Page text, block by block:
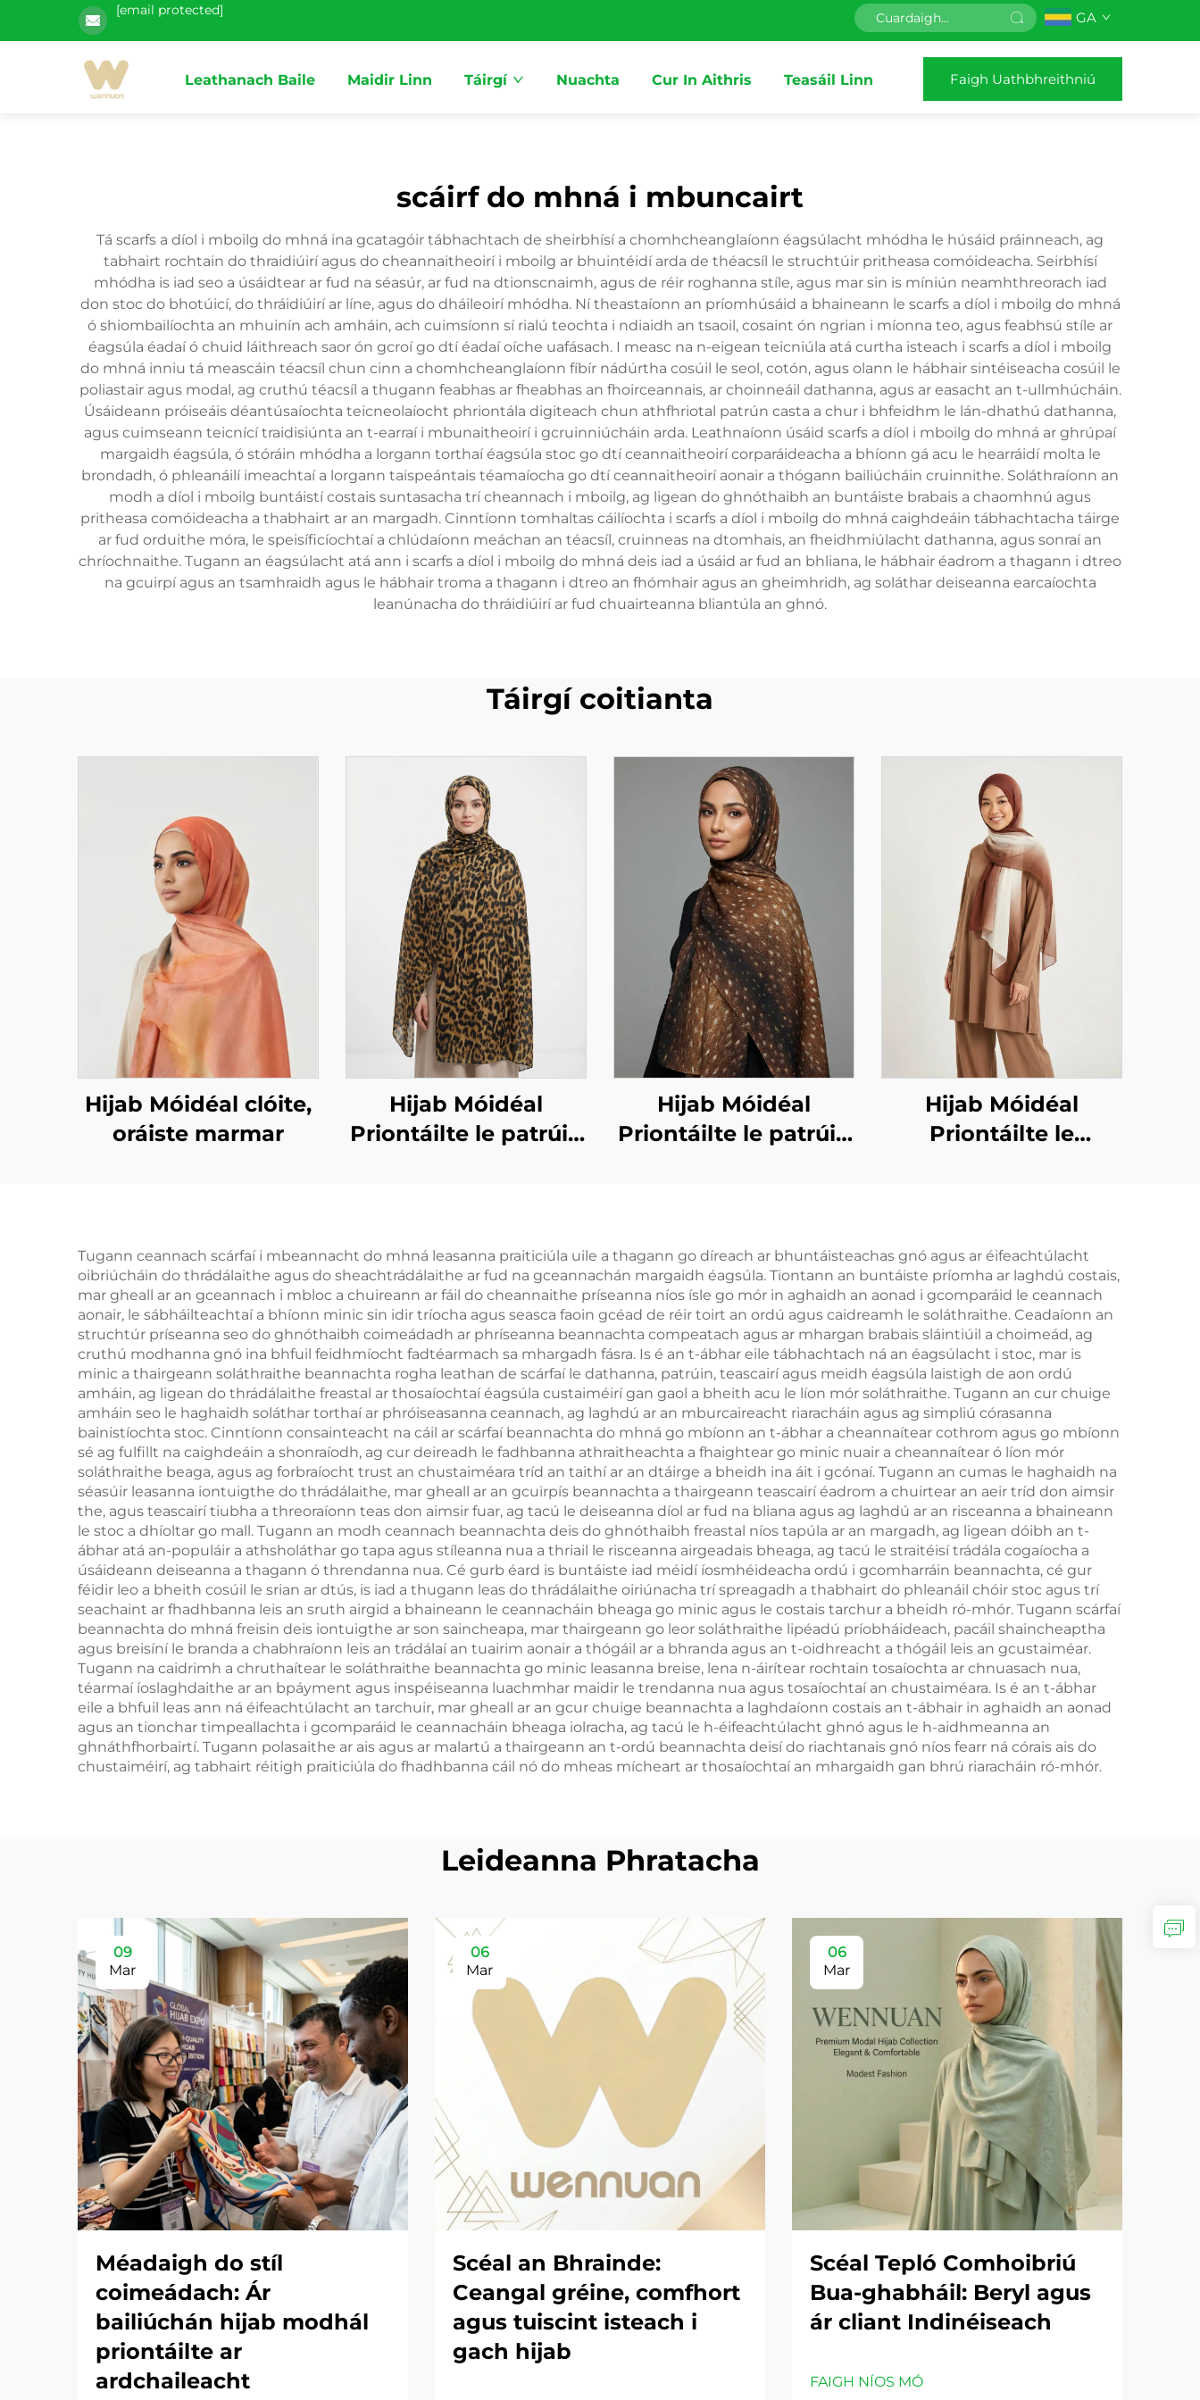
[email protected] GA
Leathanach Baile Maidir Linn Táirgí Nuachta Cur In Aithris Teasáil Linn Faigh Uathbhreithniú
scáirf do mhná i mbuncairt
Tá scarfs a díol i mboilg do mhná ina gcatagóir tábhachtach de sheirbhísí a chomhcheanglaíonn éagsúlacht mhódha le húsáid práinneach, ag
tabhairt rochtain do thraidiúirí agus do cheannaitheoirí i mboilg ar bhuintéidí arda de théacsíl le struchtúir pritheasa comóideacha. Seirbhísí
mhódha is iad seo a úsáidtear ar fud na séasúr, ar fud na dtionscnaimh, agus de réir roghanna stíle, agus mar sin is míniún neamhthreorach iad
don stoc do bhotúicí, do thráidiúirí ar líne, agus do dháileoirí mhódha. Ní theastaíonn an príomhúsáid a bhaineann le scarfs a díol i mboilg do mhná
ó shiombailíochta an mhuinín ach amháin, ach cuimsíonn sí rialú teochta i ndiaidh an tsaoil, cosaint ón ngrian i míonna teo, agus feabhsú stíle ar
éagsúla éadaí ó chuid láithreach saor ón gcroí go dtí éadaí oíche uafásach. I measc na n-eigean teicniúla atá curtha isteach i scarfs a díol i mboilg
do mhná inniu tá meascáin téacsíl chun cinn a chomhcheanglaíonn fíbír nádúrtha cosúil le seol, cotón, agus olann le hábhair sintéiseacha cosúil le
poliastair agus modal, ag cruthú téacsíl a thugann feabhas ar fheabhas an fhoirceannais, ar choinneáil dathanna, agus ar easacht an t-ullmhúcháin.
Úsáideann próiseáis déantúsaíochta teicneolaíocht phriontála digiteach chun athfhriotal patrún casta a chur i bhfeidhm le lán-dhathú dathanna,
agus cuimseann teicnící traidisiúnta an t-earraí i mbunaitheoirí i gcruinniúcháin arda. Leathnaíonn úsáid scarfs a díol i mboilg do mhná ar ghrúpaí
margaidh éagsúla, ó stóráin mhódha a lorgann torthaí éagsúla stoc go dtí ceannaitheoirí corparáideacha a bhíonn gá acu le hearráidí molta le
brondadh, ó phleanáilí imeachtaí a lorgann taispeántais téamaíocha go dtí ceannaitheoirí aonair a thógann bailiúcháin cruinnithe. Soláthraíonn an
modh a díol i mboilg buntáistí costais suntasacha trí cheannach i mboilg, ag ligean do ghnóthaibh an buntáiste brabais a chaomhnú agus
pritheasa comóideacha a thabhairt ar an margadh. Cinntíonn tomhaltas cáilíochta i scarfs a díol i mboilg do mhná caighdeáin tábhachtacha táirge
ar fud orduithe móra, le speisíficíochtaí a chlúdaíonn meáchan an téacsíl, cruinneas na dtomhais, an fheidhmiúlacht dathanna, agus sonraí an
chríochnaithe. Tugann an éagsúlacht atá ann i scarfs a díol i mboilg do mhná deis iad a úsáid ar fud an bhliana, le hábhair éadrom a thagann i dtreo
na gcuirpí agus an tsamhraidh agus le hábhair troma a thagann i dtreo an fhómhair agus an gheimhridh, ag soláthar deiseanna earcaíochta
leanúnacha do thráidiúirí ar fud chuairteanna bliantúla an ghnó.
Táirgí coitianta
Hijab Móidéal clóite,
oráiste marmar
Hijab Móidéal
Priontáilte le patrúin
Hijab Móidéal
Priontáilte le patrúin
Hijab Móidéal
Priontáilte le
Tugann ceannach scárfaí i mbeannacht do mhná leasanna praiticiúla uile a thagann go díreach ar bhuntáisteachas gnó agus ar éifeachtúlacht
oibriúcháin do thrádálaithe agus do sheachtrádálaithe ar fud na gceannachán margaidh éagsúla. Tiontann an buntáiste príomha ar laghdú costais,
mar gheall ar an gceannach i mbloc a chuireann ar fáil do cheannaithe príseanna níos ísle go mór in aghaidh an aonad i gcomparáid le ceannach
aonair, le sábháilteachtaí a bhíonn minic sin idir tríocha agus seasca faoin gcéad de réir toirt an ordú agus caidreamh le soláthraithe. Ceadaíonn an
struchtúr príseanna seo do ghnóthaibh coimeádadh ar phríseanna beannachta compeatach agus ar mhargan brabais sláintiúil a choimeád, ag
cruthú modhanna gnó ina bhfuil feidhmíocht fadtéarmach sa mhargadh fásra. Is é an t-ábhar eile tábhachtach ná an éagsúlacht i stoc, mar is
minic a thairgeann soláthraithe beannachta rogha leathan de scárfaí le dathanna, patrúin, teascairí agus meidh éagsúla laistigh de aon ordú
amháin, ag ligean do thrádálaithe freastal ar thosaíochtaí éagsúla custaiméirí gan gaol a bheith acu le líon mór soláthraithe. Tugann an cur chuige
amháin seo le haghaidh soláthar torthaí ar phróiseasanna ceannach, ag laghdú ar an mburcaireacht riaracháin agus ag simpliú córasanna
bainistíochta stoc. Cinntíonn consainteacht na cáil ar scárfaí beannachta do mhná go mbíonn an t-ábhar a cheannaítear cothrom agus go mbíonn
sé ag fulfillt na caighdeáin a shonraíodh, ag cur deireadh le fadhbanna athraitheachta a fhaightear go minic nuair a cheannaítear ó líon mór
soláthraithe beaga, agus ag forbraíocht trust an chustaiméara tríd an taithí ar an dtáirge a bheidh ina áit i gcónaí. Tugann an cumas le haghaidh na
séasúir leasanna iontuigthe do thrádálaithe, mar gheall ar an gcuirpís beannachta a thairgeann teascairí éadrom a chuirtear an aeir tríd don aimsir
the, agus teascairí tiubha a threoraíonn teas don aimsir fuar, ag tacú le deiseanna díol ar fud na bliana agus ag laghdú ar an risceanna a bhaineann
le stoc a dhíoltar go mall. Tugann an modh ceannach beannachta deis do ghnóthaibh freastal níos tapúla ar an margadh, ag ligean dóibh an t-
ábhar atá an-populáir a athsholáthar go tapa agus stíleanna nua a thriail le risceanna airgeadais bheaga, ag tacú le straitéisí trádála cogaíocha a
úsáideann deiseanna a thagann ó threndanna nua. Cé gurb éard is buntáiste iad méidí íosmhéideacha ordú i gcomharráin beannachta, cé gur
féidir leo a bheith cosúil le srian ar dtús, is iad a thugann leas do thrádálaithe oiriúnacha trí spreagadh a thabhairt do phleanáil chóir stoc agus trí
seachaint ar fhadhbanna leis an sruth airgid a bhaineann le ceannacháin bheaga go minic agus le costais tarchur a bheidh ró-mhór. Tugann scárfaí
beannachta do mhná freisin deis iontuigthe ar son saincheapa, mar thairgeann go leor soláthraithe lipéadú príobháideach, pacáil shaincheaptha
agus breisíní le branda a chabhraíonn leis an trádálaí an tuairim aonair a thógáil ar a bhranda agus an t-oidhreacht a thógáil leis an gcustaiméar.
Tugann na caidrimh a chruthaítear le soláthraithe beannachta go minic leasanna breise, lena n-áirítear rochtain tosaíochta ar chnuasach nua,
téarmaí íoslaghdaithe ar an bpáyment agus inspéiseanna luachmhar maidir le trendanna nua agus tosaíochtaí an chustaiméara. Is é an t-ábhar
eile a bhfuil leas ann ná éifeachtúlacht an tarchuir, mar gheall ar an gcur chuige beannachta a laghdaíonn costais an t-ábhair in aghaidh an aonad
agus an tionchar timpeallachta i gcomparáid le ceannacháin bheaga iolracha, ag tacú le h-éifeachtúlacht ghnó agus le h-aidhmeanna an
ghnáthfhorbairtí. Tugann polasaithe ar ais agus ar malartú a thairgeann an t-ordú beannachta deisí do riachtanais gnó níos fearr ná córais ais do
chustaiméirí, ag tabhairt réitigh praiticiúla do fhadhbanna cáil nó do mheas mícheart ar thosaíochtaí an mhargaidh gan bhrú riaracháin ró-mhór.
Leideanna Phratacha
09
Mar
Méadaigh do stíl
coimeádach: Ár
bailiúchán hijab modhál
priontáilte ar
ardchaileacht
06
Mar
Scéal an Bhrainde:
Ceangal gréine, comfhort
agus tuiscint isteach i
gach hijab
06
Mar
Scéal Tepló Comhoibriú
Bua-ghabháil: Beryl agus
ár cliant Indinéiseach
FAIGH NÍOS MÓ